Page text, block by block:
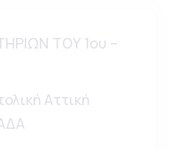
ΤΟΥ 1ου –
Αττική